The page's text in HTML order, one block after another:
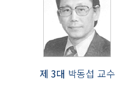
제 3대 박동섭 교수